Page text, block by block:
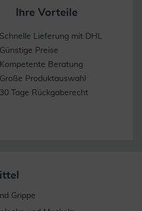
Ihre Vorteile
Schnelle Lieferung mit DHL
Günstige Preise
Kompetente Beratung
Große Produktauswahl
30 Tage Rückgaberecht
Grippe